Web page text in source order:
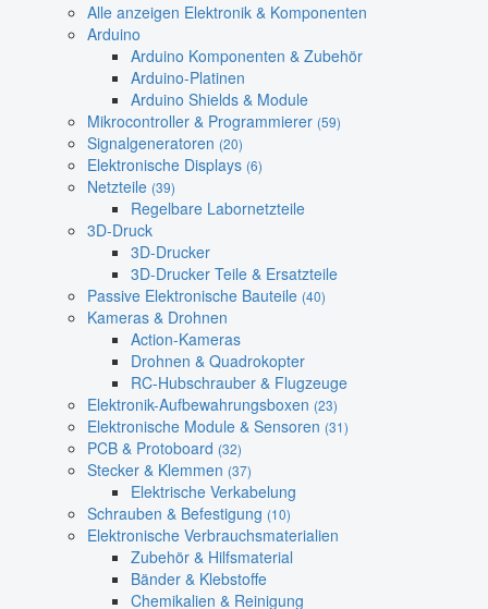
Alle anzeigen Elektronik & Komponenten
Arduino
Arduino Komponenten & Zubehör
Arduino-Platinen
Arduino Shields & Module
Mikrocontroller & Programmierer (59)
Signalgeneratoren (20)
Elektronische Displays (6)
Netzteile (39)
Regelbare Labornetzteile
3D-Druck
3D-Drucker
3D-Drucker Teile & Ersatzteile
Passive Elektronische Bauteile (40)
Kameras & Drohnen
Action-Kameras
Drohnen & Quadrokopter
RC-Hubschrauber & Flugzeuge
Elektronik-Aufbewahrungsboxen (23)
Elektronische Module & Sensoren (31)
PCB & Protoboard (32)
Stecker & Klemmen (37)
Elektrische Verkabelung
Schrauben & Befestigung (10)
Elektronische Verbrauchsmaterialien
Zubehör & Hilfsmaterial
Bänder & Klebstoffe
Chemikalien & Reinigung